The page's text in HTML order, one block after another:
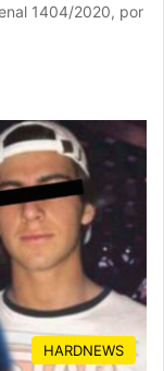
1404/2020, por
HARDNEWS